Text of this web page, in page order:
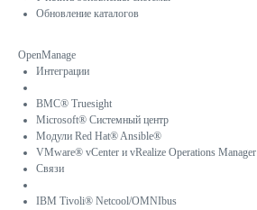
Обновление каталогов
OpenManage
Интеграции
BMC® Truesight
Microsoft® Системный центр
Модули Red Hat® Ansible®
VMware® vCenter и vRealize Operations Manager
Связи
IBM Tivoli® Netcool/OMNIbus